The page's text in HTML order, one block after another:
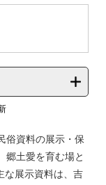
俗資料の展示・保
郷土愛を育む場と
な展示資料は、吉